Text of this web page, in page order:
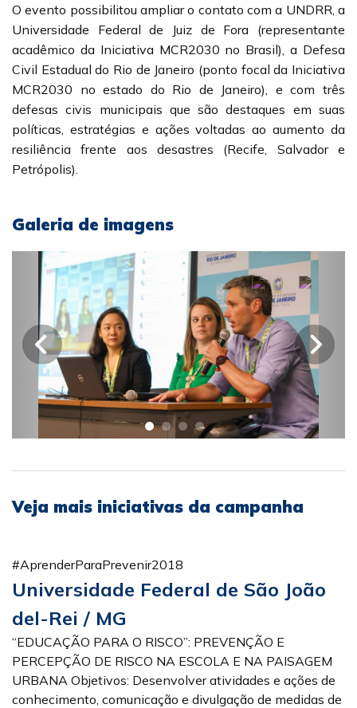
O evento possibilitou ampliar o contato com a UNDRR, a
Universidade Federal de Juiz de Fora (representante
acadêmico da Iniciativa MCR2030 no Brasil), a Defesa
Civil Estadual do Rio de Janeiro (ponto focal da Iniciativa
MCR2030 no estado do Rio de Janeiro), e com três
defesas civis municipais que são destaques em suas
políticas, estratégias e ações voltadas ao aumento da
resiliência frente aos desastres (Recife, Salvador e
Petrópolis).
Galeria de imagens
Veja mais iniciativas da campanha
#AprenderParaPrevenir2018
Universidade Federal de São João
del-Rei / MG
“EDUCAÇÃO PARA O RISCO”: PREVENÇÃO E
PERCEPÇÃO DE RISCO NA ESCOLA E NA PAISAGEM
URBANA Objetivos: Desenvolver atividades e ações de
conhecimento, comunicação e divulgação de medidas de